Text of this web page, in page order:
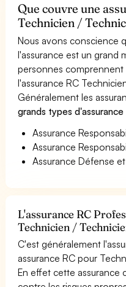
Que couvre une
Technicien /
Nous avons conscience
l'assurance est un grand
personnes
l'assurance RC
Généralement les
grands types d'assurance
Assurance
Assurance
Assurance Défense
L'assurance RC
Technicien /
C'est généralement
assurance RC pour
En effet cette assurance